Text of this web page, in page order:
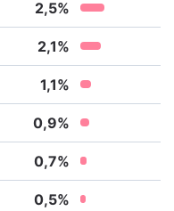
2,5%
2,1%
1,1%
0,9%
0,7%
0,5%